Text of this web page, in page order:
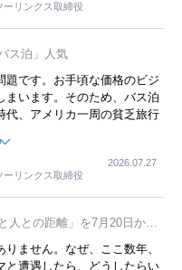
ーリンクス取締役
ス泊」人気
題です。お手頃な価格のビジ
まいます。そのため、バス泊
代、アメリカ一周の貧乏旅行
した。夕方から夜の便を利
し、若いからできたことで
森に行ったと聞くと、疲れ
ーリンクス取締役
2026.07.27
人との距離」を7月20日から
ません。なぜ、ここ数年、
と遭遇したら、どうしたらい